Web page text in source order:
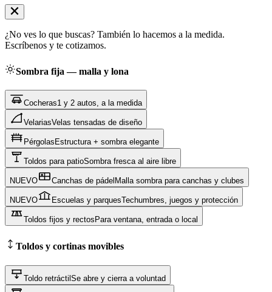
¿No ves lo que buscas? También lo hacemos a la medida.
Escríbenos y te cotizamos.
Sombra fija — malla y lona
Cocheras1 y 2 autos, a la medida
VelariasVelas tensadas de diseño
Pérgolas Estructura + sombra elegante
Toldos para patioSombra fresca al aire libre
NUEVO Canchas de pádel Malla sombra para canchas y clubes
NUEVO Escuelas y parquesTechumbres, juegos y protección
Toldos fijos y rectos Para ventana, entrada o local
Toldos y cortinas movibles
Toldo retráctilSe abre y cierra a voluntad